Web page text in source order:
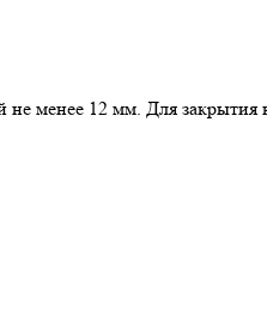
12 мм. Для закрытия